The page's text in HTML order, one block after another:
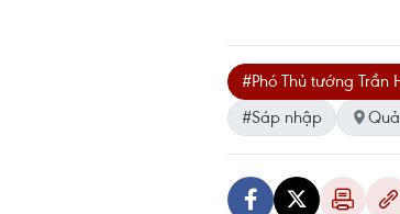
#Phó Thủ tướng Trần
#Sáp nhập